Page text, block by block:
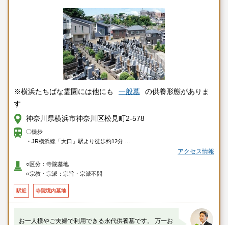
※横浜たちばな霊園には他にも 一般墓
の供養形態がありま
す
神奈川県横浜市神奈川区松見町2-578
〇徒歩
・JR横浜線「大口」駅より徒歩約12分
〇車
アクセス情報
○区分：寺院墓地
○宗教・宗派：宗旨・宗派不問
駅近 寺院境内墓地
お一人様やご夫婦で利用できる永代供養墓です。 万一お